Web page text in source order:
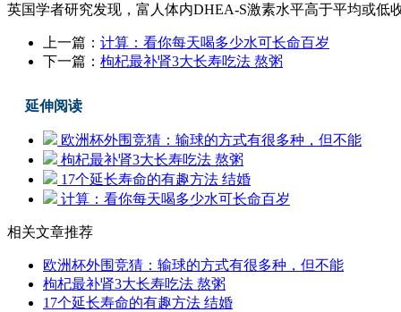
英国学者研究发现，富人体内DHEA-S激素水平高于平均或低
上一篇： 计算：看你每天喝多少水可长命百岁
下一篇： 枸杞最补肾3大长寿吃法 熬粥
延伸阅读
欧洲杯外围竞猜：输球的方式有很多种，但不能
枸杞最补肾3大长寿吃法 熬粥
17个延长寿命的有趣方法 结婚
计算：看你每天喝多少水可长命百岁
相关文章推荐
欧洲杯外围竞猜：输球的方式有很多种，但不能
枸杞最补肾3大长寿吃法 熬粥
17个延长寿命的有趣方法 结婚